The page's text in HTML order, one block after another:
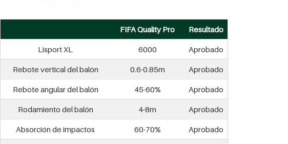
FIFA Quality Pro Resultado
Lisport XL 6000 Aprobado
Rebote vertical del balón 0.6-0.85m Aprobado
Rebote angular del balón 45-60% Aprobado
Rodamiento del balón 4-8m Aprobado
Absorción de impactos 60-70% Aprobado